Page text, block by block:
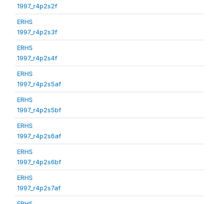
1997_r4p2s2f
ERHS
1997_r4p2s3f
ERHS
1997_r4p2s4f
ERHS
1997_r4p2s5af
ERHS
1997_r4p2s5bf
ERHS
1997_r4p2s6af
ERHS
1997_r4p2s6bf
ERHS
1997_r4p2s7af